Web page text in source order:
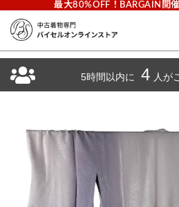
最大80%OFF！BARGAIN開
5時間以内に 4 人が